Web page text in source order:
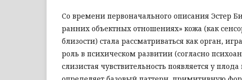
Со времени первоначального описания Эстер
ранних объектных отношениях» кожа (как
близости) стала рассматриваться как орган,
роль в психическом развитии (согласно
слизистая чувствительность появляется у